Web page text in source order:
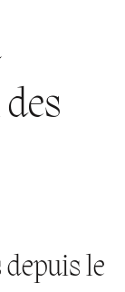
depuis le